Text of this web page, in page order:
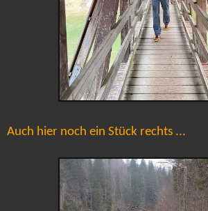
Auch hier noch ein Stück rechts ...